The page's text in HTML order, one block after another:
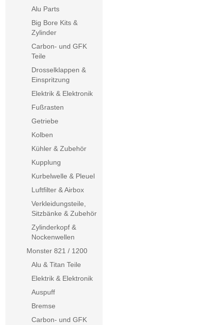
Alu Parts
Big Bore Kits &
Zylinder
Carbon- und GFK
Teile
Drosselklappen &
Einspritzung
Elektrik & Elektronik
Fußrasten
Getriebe
Kolben
Kühler & Zubehör
Kupplung
Kurbelwelle & Pleuel
Luftfilter & Airbox
Verkleidungsteile,
Sitzbänke & Zubehör
Zylinderkopf &
Nockenwellen
Monster 821 / 1200
Alu & Titan Teile
Elektrik & Elektronik
Auspuff
Bremse
Carbon- und GFK